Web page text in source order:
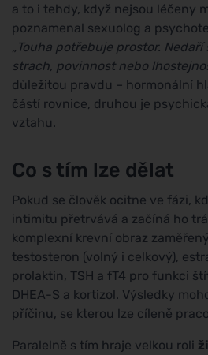
a to i tehdy, když nejsou léčeny
poznamenal sexuolog a
„Touha potřebuje prostor.
strach, povinnost nebo
důležitou pravdu – hormonální
částí rovnice, druhou je
vztahu.
Co s tím lze dělat
Pokud se člověk ocitne ve fázi,
intimitu přetrvává a začíná ho
komplexní krevní obraz
testosteron (volný i celkový),
prolaktin, TSH a fT4 pro funkci
DHEA-S a kortizol. Výsledky
příčinu, se kterou lze cíleně
Paralelně s tím hraje velkou roli